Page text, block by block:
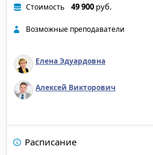
Стоимость 49 900 руб.
Возможные преподаватели
Елена Эдуардовна
Алексей Викторович
Расписание